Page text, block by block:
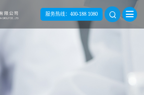
服务热线： 400-188 1080